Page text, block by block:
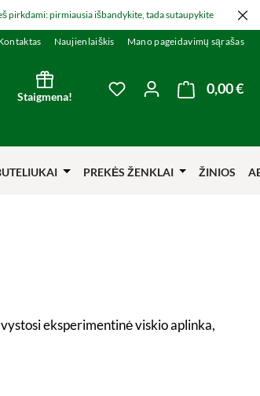
pirkdami: pirmiausia išbandykite, tada sutaupykite
Naujienlaiškis Mano pageidavimų sąrašas
Staigmena!
You have 0 wishlist
0,00 €
PREKĖS ŽENKLAI ŽINIOS
eksperimentinė viskio aplinka,